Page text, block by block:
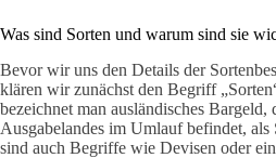
Was sind Sorten und warum sind sie
Bevor wir uns den Details der
klären wir zunächst den Begriff
bezeichnet man ausländisches Bargeld,
Ausgabelandes im Umlauf befindet, als
sind auch Begriffe wie Devisen oder